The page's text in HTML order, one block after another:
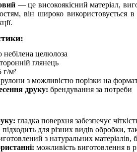
— це високоякісний матеріал,
він широко використовується
небілена целюлоза
глянець
г/м²
рулони з можливістю порізки на
друку: брендування за потреби
гладка поверхня забезпечує
підходить для різних видів обробки,
з натуральних
можливість виготовлення в